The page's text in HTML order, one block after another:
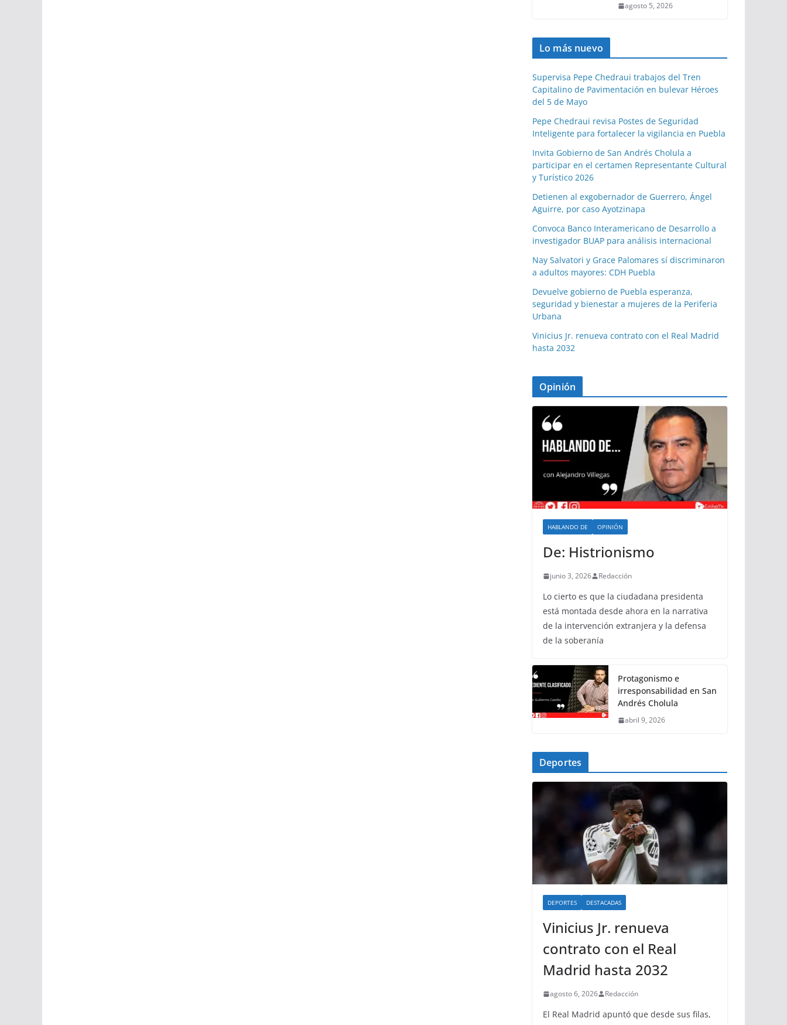
agosto 5, 2026
Lo más nuevo
Supervisa Pepe Chedraui trabajos del Tren
Capitalino de Pavimentación en bulevar Héroes
del 5 de Mayo
Pepe Chedraui revisa Postes de Seguridad
Inteligente para fortalecer la vigilancia en Puebla
Invita Gobierno de San Andrés Cholula a
participar en el certamen Representante Cultural
y Turístico 2026
Detienen al exgobernador de Guerrero, Ángel
Aguirre, por caso Ayotzinapa
Convoca Banco Interamericano de Desarrollo a
investigador BUAP para análisis internacional
Nay Salvatori y Grace Palomares sí discriminaron
a adultos mayores: CDH Puebla
Devuelve gobierno de Puebla esperanza,
seguridad y bienestar a mujeres de la Periferia
Urbana
Vinicius Jr. renueva contrato con el Real Madrid
hasta 2032
Opinión
HABLANDO DE OPINIÓN
De: Histrionismo
junio 3, 2026 Redacción
Lo cierto es que la ciudadana presidenta
está montada desde ahora en la narrativa
de la intervención extranjera y la defensa
de la soberanía
Protagonismo e
irresponsabilidad en San
Andrés Cholula
abril 9, 2026
Deportes
DEPORTES DESTACADAS
Vinicius Jr. renueva
contrato con el Real
Madrid hasta 2032
agosto 6, 2026 Redacción
El Real Madrid apuntó que desde sus filas,